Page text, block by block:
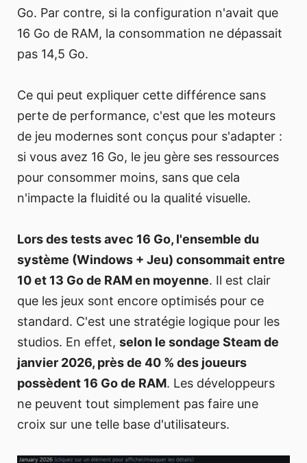
Go. Par contre, si la configuration n'avait que
16 Go de RAM, la consommation ne dépassait
pas 14,5 Go.
Ce qui peut expliquer cette différence sans
perte de performance, c'est que les moteurs
de jeu modernes sont conçus pour s'adapter :
si vous avez 16 Go, le jeu gère ses ressources
pour consommer moins, sans que cela
n'impacte la fluidité ou la qualité visuelle.
Lors des tests avec 16 Go, l'ensemble du
système (Windows + Jeu) consommait entre
10 et 13 Go de RAM en moyenne. Il est clair
que les jeux sont encore optimisés pour ce
standard. C'est une stratégie logique pour les
studios. En effet, selon le sondage Steam de
janvier 2026, près de 40 % des joueurs
possèdent 16 Go de RAM. Les développeurs
ne peuvent tout simplement pas faire une
croix sur une telle base d'utilisateurs.